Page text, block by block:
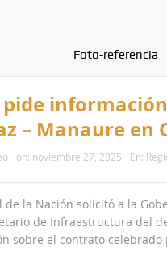
Foto-referencia
– Manaure en
on: noviembre 27, 2025 En:
de la Nación solicitó a la
de Infraestructura del
sobre el contrato